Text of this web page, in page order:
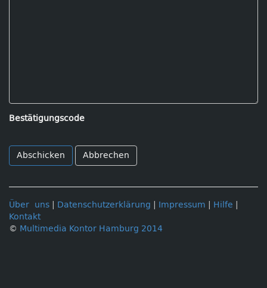
Bestätigungscode
Abbrechen
Über uns Datenschutzerklärung Impressum Hilfe
Kontakt
© Multimedia Kontor Hamburg 2014